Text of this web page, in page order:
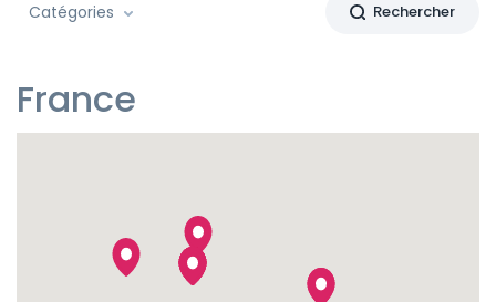
Catégories Rechercher
France